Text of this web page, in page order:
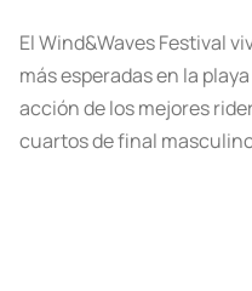
El Wind&Waves Festival
más esperadas en la
acción de los mejores
cuartos de final